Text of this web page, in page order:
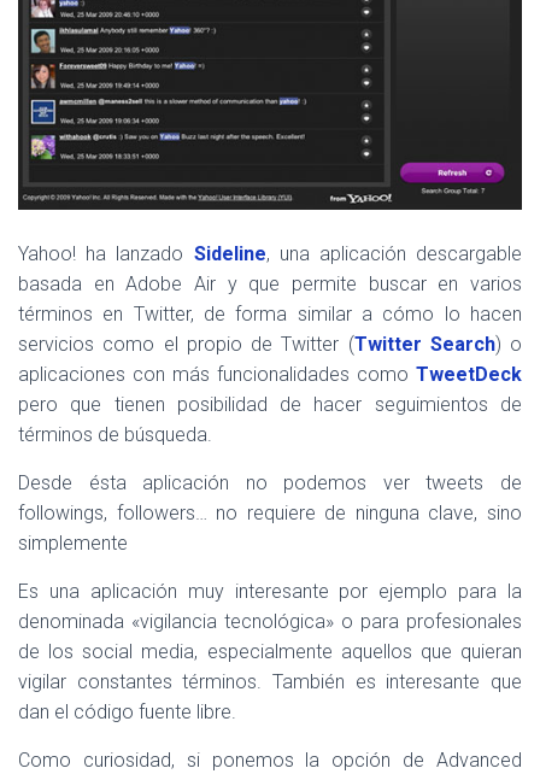
Yahoo! ha lanzado Sideline, una aplicación descargable
basada en Adobe Air y que permite buscar en varios
términos en Twitter, de forma similar a cómo lo hacen
servicios como el propio de Twitter (Twitter Search) o
aplicaciones con más funcionalidades como TweetDeck
pero que tienen posibilidad de hacer seguimientos de
términos de búsqueda.
Desde ésta aplicación no podemos ver tweets de
followings, followers… no requiere de ninguna clave, sino
simplemente
Es una aplicación muy interesante por ejemplo para la
denominada «vigilancia tecnológica» o para profesionales
de los social media, especialmente aquellos que quieran
vigilar constantes términos. También es interesante que
dan el código fuente libre.
Como curiosidad, si ponemos la opción de Advanced